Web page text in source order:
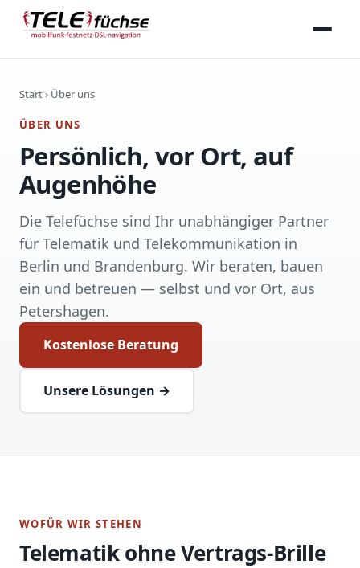
Start› Über uns
ÜBER UNS
Persönlich, vor Ort, auf
Augenhöhe
Die Telefüchse sind Ihr unabhängiger Partner
für Telematik und Telekommunikation in
Berlin und Brandenburg. Wir beraten, bauen
ein und betreuen — selbst und vor Ort, aus
Petershagen.
Kostenlose Beratung
Unsere Lösungen →
WOFÜR WIR STEHEN
Telematik ohne Vertrags-Brille